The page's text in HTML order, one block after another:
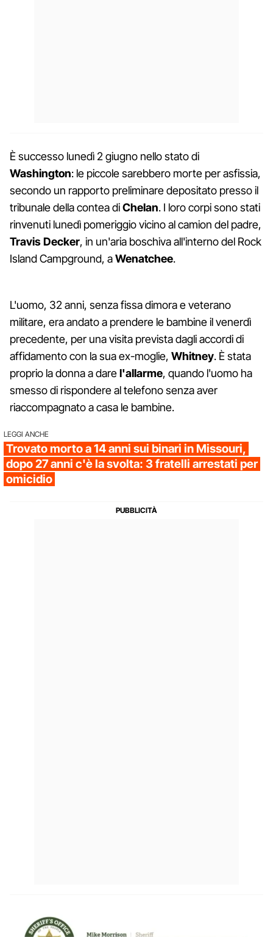
È successo lunedì 2 giugno nello stato di
Washington: le piccole sarebbero morte per asfissia,
secondo un rapporto preliminare depositato presso il
tribunale della contea diChelan. I loro corpi sono stati
rinvenuti lunedì pomeriggio vicino al camion del padre,
Travis Decker, in un'aria boschiva all'interno del Rock
Island Campground, aWenatchee.
L'uomo, 32 anni, senza fissa dimora e veterano
militare, era andato a prendere le bambine il venerdì
precedente, per una visita prevista dagli accordi di
affidamento con la sua ex-moglie, Whitney. È stata
proprio la donna a darel'allarme, quando l'uomo ha
smesso di rispondere al telefono senza aver
riaccompagnato a casa le bambine.
LEGGI ANCHE
Trovato morto a 14 anni sui binari in Missouri,
dopo 27 anni c'è la svolta: 3 fratelli arrestati per
omicidio